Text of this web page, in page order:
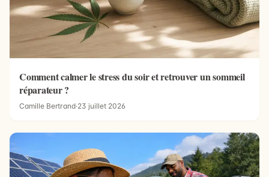
Comment calmer le stress du soir et retrouver un sommeil
réparateur ?
Camille Bertrand·23 juillet 2026